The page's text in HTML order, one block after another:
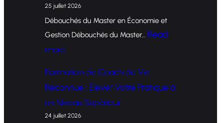
25 juillet 2026
Débouchés du Master en Économie et
Gestion Débouchés du Master… Read
more:
Formation de Coach de Vie
Reconnue : Élever Votre Pratique à
un Niveau Supérieur
24 juillet 2026